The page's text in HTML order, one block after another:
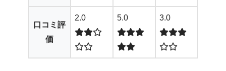
口コミ評
価
2.0 5.0 3.0